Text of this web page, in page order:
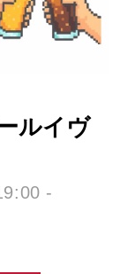
ルイヴ
-